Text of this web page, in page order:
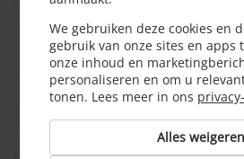
We gebruiken deze cookies en
gebruik van onze sites en apps
onze inhoud en
personaliseren en om u
tonen. Lees meer in ons privacy-
Alles weigeren